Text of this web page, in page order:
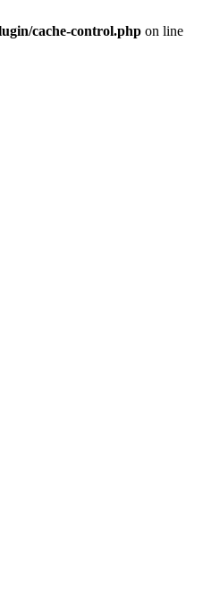
cache-control.php on line